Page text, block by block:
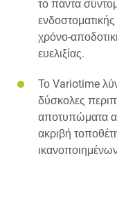
το πάντα
χρόνο-
ευελιξίας.
Το Variotime
δύσκολες
αποτυπώματα
ακριβή